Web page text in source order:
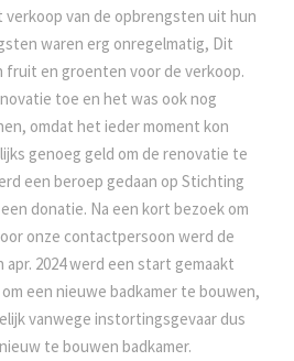
verkoop van de opbrengsten uit hun
waren erg onregelmatig, Dit
fruit en groenten voor de verkoop.
toe en het was ook nog
omdat het ieder moment kon
genoeg geld om de renovatie te
een beroep gedaan op Stichting
donatie. Na een kort bezoek om
onze contactpersoon werd de
2024 werd een start gemaakt
een nieuwe badkamer te bouwen,
vanwege instortingsgevaar dus
te bouwen badkamer.